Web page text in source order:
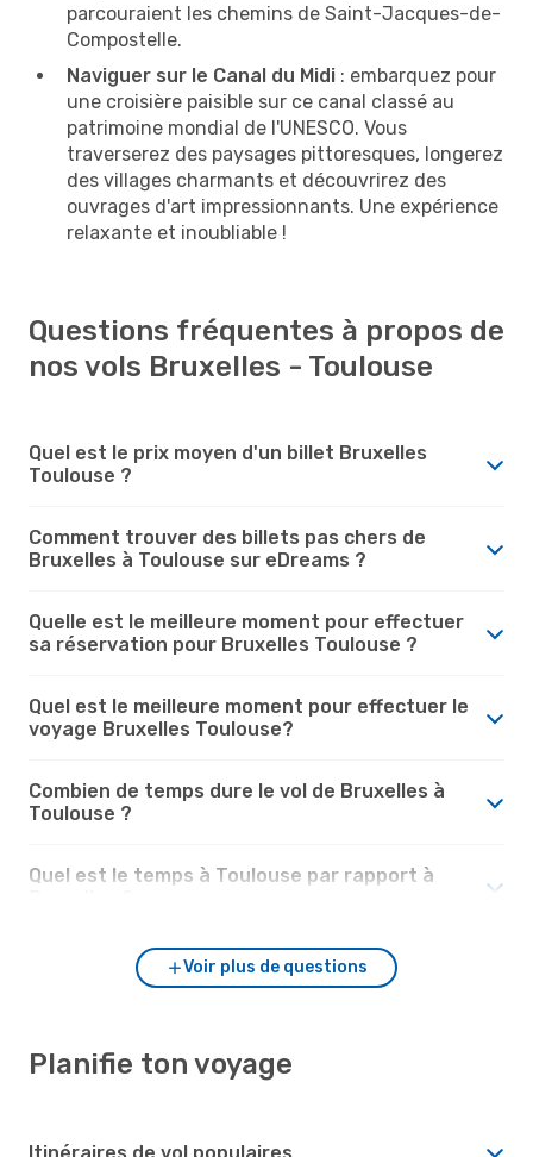
parcouraient les chemins de Saint-Jacques-de-
Compostelle.
Naviguer sur le Canal du Midi : embarquez pour
une croisière paisible sur ce canal classé au
patrimoine mondial de l'UNESCO. Vous
traverserez des paysages pittoresques, longerez
des villages charmants et découvrirez des
ouvrages d'art impressionnants. Une expérience
relaxante et inoubliable !
Questions fréquentes à propos de
nos vols Bruxelles - Toulouse
Quel est le prix moyen d'un billet Bruxelles
Toulouse ?
Comment trouver des billets pas chers de
Bruxelles à Toulouse sur eDreams ?
Quelle est le meilleure moment pour effectuer
sa réservation pour Bruxelles Toulouse ?
Quel est le meilleure moment pour effectuer le
voyage Bruxelles Toulouse?
Combien de temps dure le vol de Bruxelles à
Toulouse ?
Quel est le temps à Toulouse par rapport à
Voir plus de questions
Planifie ton voyage